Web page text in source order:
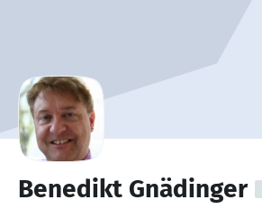
Benedikt Gnädinger